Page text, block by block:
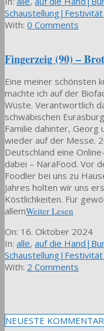
05
With: 0 Comments
Fingerzeig (90) –
Eine meiner schönsten
machte ich auf der
Wüste. Verantwortlich
schwäbischen
Familie dahinter, Georg
wieder auf der Messe.
Deutschland eine
dabei – NaraFood. Vor
Foodler bei uns zu
Jahres holten wir uns
Köstlichkeiten. Für
allemWeiter Lesen
2024-
10-
16
On: 16. Oktober 2024
In: alle, auf die
With: 2 Comments
NEUESTE